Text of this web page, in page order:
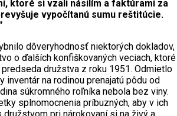
ktoré si vzali násilím a faktúrami za
vypočítanú sumu reštitúcie.
dôveryhodnosť niektorých dokladov,
o ďalších konfiškovaných veciach, ktoré
družstva z roku 1951. Odmietlo
inventár na rodinou prenajatú pôdu od
súkromného roľníka nebola bez viny.
splnomocnenia príbuzných, aby v ich